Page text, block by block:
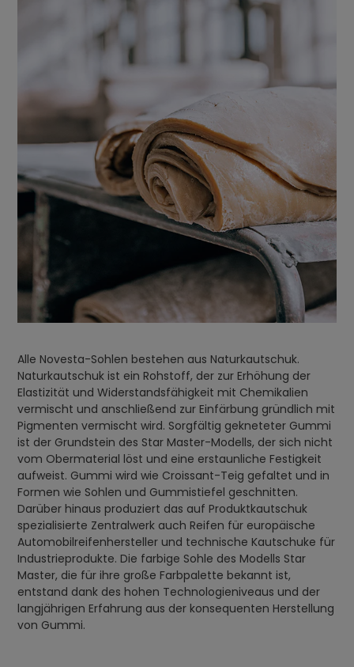
Alle Novesta-Sohlen bestehen aus Naturkautschuk.
Naturkautschuk ist ein Rohstoff, der zur Erhöhung der
Elastizität und Widerstandsfähigkeit mit Chemikalien
vermischt und anschließend zur Einfärbung gründlich mit
Pigmenten vermischt wird. Sorgfältig gekneteter Gummi
ist der Grundstein des Star Master-Modells, der sich nicht
vom Obermaterial löst und eine erstaunliche Festigkeit
aufweist. Gummi wird wie Croissant-Teig gefaltet und in
Formen wie Sohlen und Gummistiefel geschnitten.
Darüber hinaus produziert das auf Produktkautschuk
spezialisierte Zentralwerk auch Reifen für europäische
Automobilreifenhersteller und technische Kautschuke für
Industrieprodukte. Die farbige Sohle des Modells Star
Master, die für ihre große Farbpalette bekannt ist,
entstand dank des hohen Technologieniveaus und der
langjährigen Erfahrung aus der konsequenten Herstellung
von Gummi.